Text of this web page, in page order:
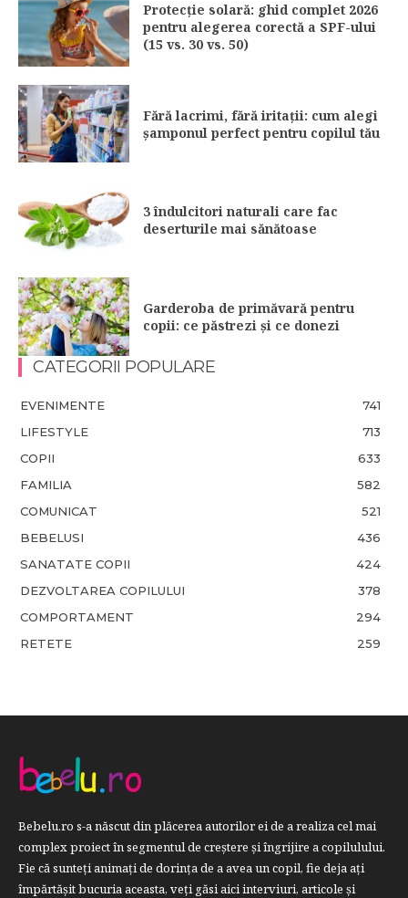
Protecție solară: ghid complet 2026
pentru alegerea corectă a SPF-ului
(15 vs. 30 vs. 50)
Fără lacrimi, fără iritații: cum alegi
șamponul perfect pentru copilul tău
3 îndulcitori naturali care fac
deserturile mai sănătoase
Garderoba de primăvară pentru
copii: ce păstrezi și ce donezi
CATEGORII POPULARE
EVENIMENTE
741
LIFESTYLE
713
COPII
633
FAMILIA
582
COMUNICAT
521
BEBELUSI
436
SANATATE COPII
424
DEZVOLTAREA COPILULUI
378
COMPORTAMENT
294
RETETE
259
Bebelu.ro s-a născut din plăcerea autorilor ei de a realiza cel mai
complex proiect în segmentul de creştere şi îngrijire a copilulului.
Fie că sunteţi animaţi de dorinţa de a avea un copil, fie deja aţi
împărtăşit bucuria aceasta, veți găsi aici interviuri, articole şi